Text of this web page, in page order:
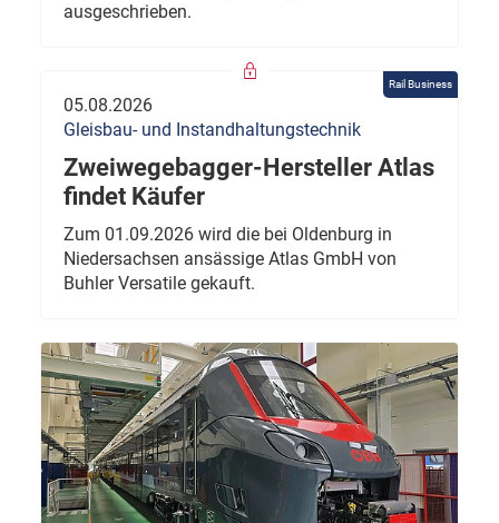
ausgeschrieben.
Rail Business
05.08.2026
Gleisbau- und Instandhaltungstechnik
Zweiwegebagger-Hersteller Atlas
findet Käufer
Zum 01.09.2026 wird die bei Oldenburg in
Niedersachsen ansässige Atlas GmbH von
Buhler Versatile gekauft.